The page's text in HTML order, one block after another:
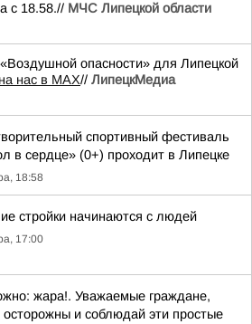
с 18.58.// МЧС Липецкой области
опасности» для Липецкой
нас в МАХ// ЛипецкМедиа
спортивный фестиваль
в сердце» (0+) проходит в Липецке
18:58
стройки начинаются с людей
17:00
жара!. Уважаемые граждане,
осторожны и соблюдай эти простые